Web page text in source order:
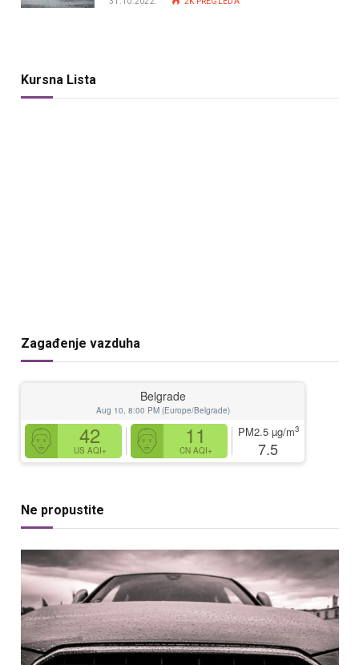
Kursna Lista
Zagađenje vazduha
Belgrade
Aug 10, 8:00 PM (Europe/Belgrade)
42
US AQI+
11
CN AQI+
PM2.5 µg/m3
7.5
Ne propustite